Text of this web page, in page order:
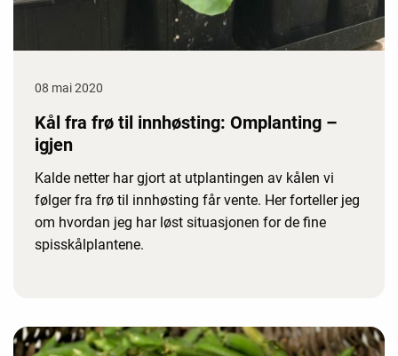
08 mai 2020
Kål fra frø til innhøsting: Omplanting –
igjen
Kalde netter har gjort at utplantingen av kålen vi
følger fra frø til innhøsting får vente. Her forteller jeg
om hvordan jeg har løst situasjonen for de fine
spisskålplantene.